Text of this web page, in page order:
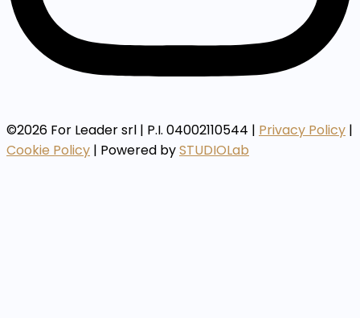
©2026 For Leader srl | P.I. 04002110544 | Privacy Policy |
Cookie Policy | Powered bySTUDIOLab